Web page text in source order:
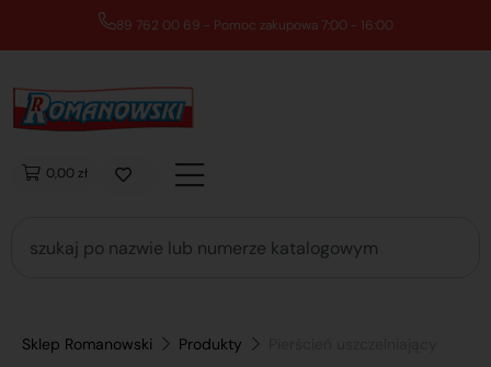
89 762 00 69 - Pomoc zakupowa 7:00 - 16:00
0,00 zł
Sklep Romanowski Produkty